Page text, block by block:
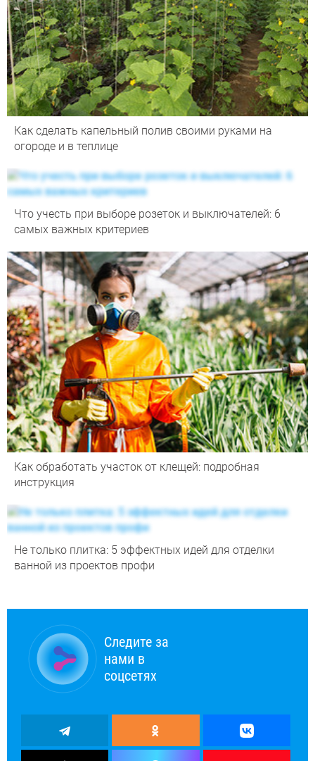
Как сделать капельный полив своими руками на
огороде и в теплице
Что учесть при выборе розеток и выключателей: 6
самых важных критериев
Как обработать участок от клещей: подробная
инструкция
Не только плитка: 5 эффектных идей для отделки
ванной из проектов профи
Следите за
нами в
соцсетях